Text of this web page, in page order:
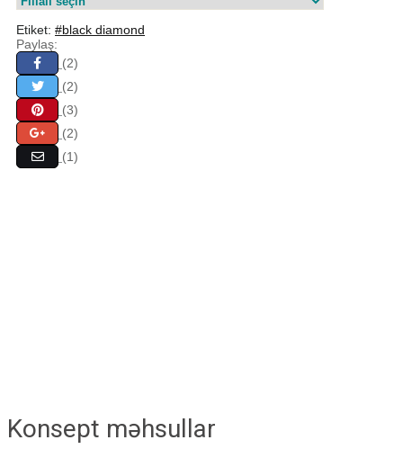
Etiket: #black diamond
Paylaş:
(2)
(2)
(3)
(2)
(1)
Konsept məhsullar